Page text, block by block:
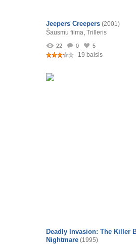
Jeepers Creepers (2001)
Šausmu filma, Trilleris
22 0 5
19 balsis
Deadly Invasion: The Killer
Nightmare (1995)